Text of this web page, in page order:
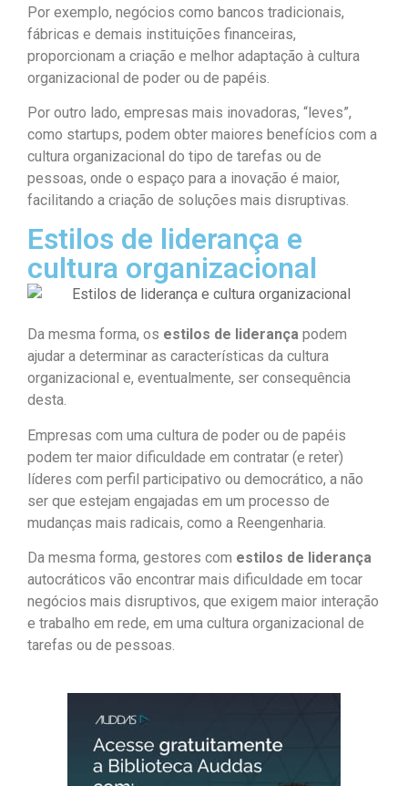
Por exemplo, negócios como bancos tradicionais,
fábricas e demais instituições financeiras,
proporcionam a criação e melhor adaptação à cultura
organizacional de poder ou de papéis.
Por outro lado, empresas mais inovadoras, “leves”,
como startups, podem obter maiores benefícios com a
cultura organizacional do tipo de tarefas ou de
pessoas, onde o espaço para a inovação é maior,
facilitando a criação de soluções mais disruptivas.
Estilos de liderança e
cultura organizacional
Da mesma forma, os estilos de liderança podem
ajudar a determinar as características da cultura
organizacional e, eventualmente, ser consequência
desta.
Empresas com uma cultura de poder ou de papéis
podem ter maior dificuldade em contratar (e reter)
líderes com perfil participativo ou democrático, a não
ser que estejam engajadas em um processo de
mudanças mais radicais, como a Reengenharia.
Da mesma forma, gestores com estilos de liderança
autocráticos vão encontrar mais dificuldade em tocar
negócios mais disruptivos, que exigem maior interação
e trabalho em rede, em uma cultura organizacional de
tarefas ou de pessoas.